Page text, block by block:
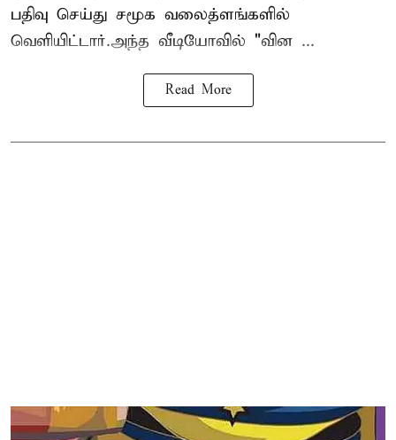
பதிவு செய்து சமூக வலைத்ளங்களில்
வெளியிட்டார்.அந்த வீடியோவில் "வின ...
Read More